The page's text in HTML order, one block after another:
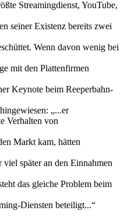
Streamingdienst, YouTube,
seiner Existenz bereits zwei
Wenn davon wenig bei
mit den Plattenfirmen
Keynote beim Reeperbahn-
„...er
Verhalten von
Markt kam, hätten
später an den Einnahmen
das gleiche Problem beim
Diensten beteiligt...“